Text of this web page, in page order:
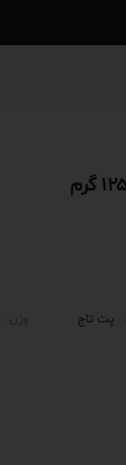
پت تاج